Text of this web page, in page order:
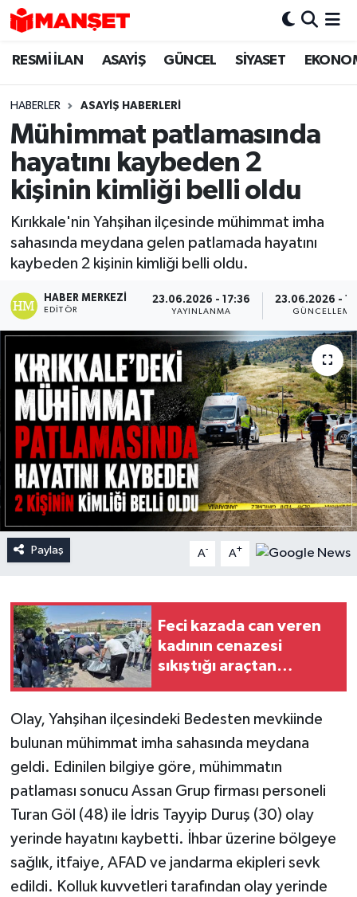
RESMİ İLAN ASAYİŞ GÜNCEL SİYASET
HABERLER ASAYİŞ HABERLERİ
Mühimmat patlamasında
hayatını kaybeden 2
kişinin kimliği belli oldu
Kırıkkale'nin Yahşihan ilçesinde mühimmat imha
sahasında meydana gelen patlamada hayatını
kaybeden 2 kişinin kimliği belli oldu.
HABER MERKEZI
EDITÖR
23.06.2026 - 17:36
YAYINLANMA
23.06.2026 -
GÜNCELLEME
Paylaş A- A+
Feci kazada can veren
kadının cenazesi
sıkıştığı araçtan
Olay, Yahşihan ilçesindeki Bedesten mevkiinde
bulunan mühimmat imha sahasında meydana
geldi. Edinilen bilgiye göre, mühimmatın
patlaması sonucu Assan Grup firması personeli
Turan Göl (48) ile İdris Tayyip Duruş (30) olay
yerinde hayatını kaybetti. İhbar üzerine bölgeye
sağlık, itfaiye, AFAD ve jandarma ekipleri sevk
edildi. Kolluk kuvvetleri tarafından olay yerinde
Hava Durumu
Trafik Durumu
Süper Lig Puan Durumu ve Fikstür
Tüm Manşetler
Son Dakika Haberleri
Haber Arşivi